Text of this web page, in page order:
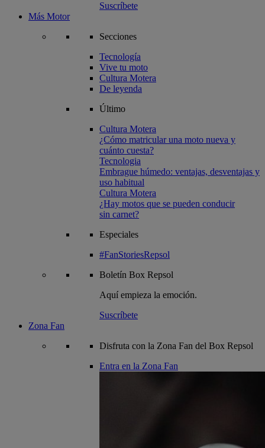
Suscríbete
Más Motor
Secciones
Tecnología
Vive tu moto
Cultura Motera
De leyenda
Último
Cultura Motera
¿Cómo matricular una moto nueva y
cuánto cuesta?
Tecnologia
Embrague húmedo: ventajas, desventajas y
uso habitual
Cultura Motera
¿Hay motos que se pueden conducir
sin carnet?
Especiales
#FanStoriesRepsol
Boletín Box Repsol
Aquí empieza la emoción.
Suscríbete
Zona Fan
Disfruta con la Zona Fan del Box Repsol
Entra en la Zona Fan